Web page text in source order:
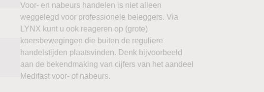
Voor- en nabeurs handelen is niet alleen
weggelegd voor professionele beleggers. Via
LYNX kunt u ook reageren op (grote)
koersbewegingen die buiten de reguliere
handelstijden plaatsvinden. Denk bijvoorbeeld
aan de bekendmaking van cijfers van het aandeel
Medifast voor- of nabeurs.